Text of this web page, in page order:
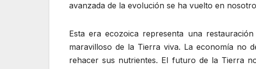
avanzada de la evolución se ha vuelto en
Esta era ecozoica representa una
maravilloso de la Tierra viva. La economía no
rehacer sus nutrientes. El futuro de la Tierra